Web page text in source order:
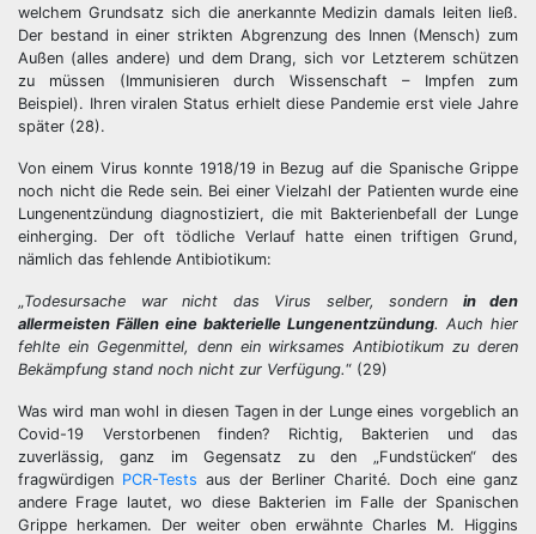
welchem Grundsatz sich die anerkannte Medizin damals leiten ließ.
Der bestand in einer strikten Abgrenzung des Innen (Mensch) zum
Außen (alles andere) und dem Drang, sich vor Letzterem schützen
zu müssen (Immunisieren durch Wissenschaft – Impfen zum
Beispiel). Ihren viralen Status erhielt diese Pandemie erst viele Jahre
später (28).
Von einem Virus konnte 1918/19 in Bezug auf die Spanische Grippe
noch nicht die Rede sein. Bei einer Vielzahl der Patienten wurde eine
Lungenentzündung diagnostiziert, die mit Bakterienbefall der Lunge
einherging. Der oft tödliche Verlauf hatte einen triftigen Grund,
nämlich das fehlende Antibiotikum:
„Todesursache war nicht das Virus selber, sondern in den
allermeisten Fällen eine bakterielle Lungenentzündung. Auch hier
fehlte ein Gegenmittel, denn ein wirksames Antibiotikum zu deren
Bekämpfung stand noch nicht zur Verfügung.“ (29)
Was wird man wohl in diesen Tagen in der Lunge eines vorgeblich an
Covid-19 Verstorbenen finden? Richtig, Bakterien und das
zuverlässig, ganz im Gegensatz zu den „Fundstücken“ des
fragwürdigen PCR-Tests aus der Berliner Charité. Doch eine ganz
andere Frage lautet, wo diese Bakterien im Falle der Spanischen
Grippe herkamen. Der weiter oben erwähnte Charles M. Higgins